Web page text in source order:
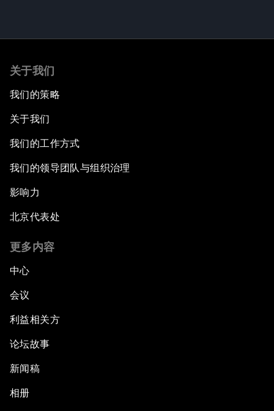
关于我们
我们的策略
关于我们
我们的工作方式
我们的领导团队与组织治理
影响力
北京代表处
更多内容
中心
会议
利益相关方
论坛故事
新闻稿
相册